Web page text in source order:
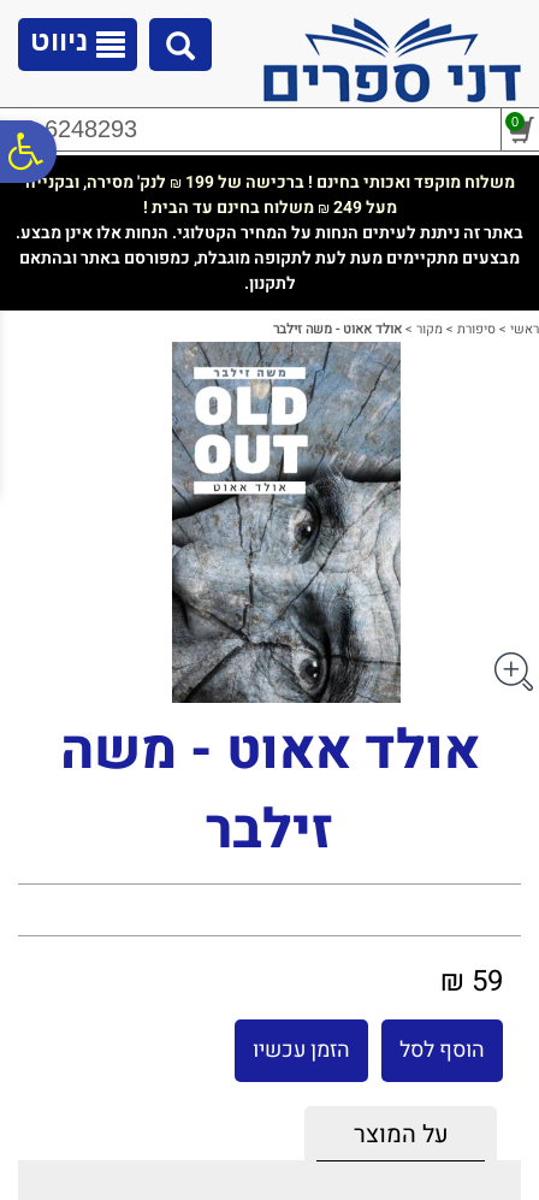
נגישות
ניווט
02-6248293 0
משלוח מוקפד ואכותי בחינם ! ברכישה של 199 ₪ לנק' מסירה, ובקנייה
מעל 249
₪משלוח בחינם עד הבית !
באתר זה ניתנת לעיתים הנחות על המחיר הקטלוגי. הנחות אלו אינן מבצע.
מבצעים מתקיימים מעת לעת לתקופה מוגבלת, כמפורסם באתר ובהתאם
לתקנון.
ראשי >סיפורת >מקור >אולד אאוט - משה זילבר
אולד אאוט - משה
זילבר
59 ₪
הוסף לסל הזמן עכשיו
על המוצר